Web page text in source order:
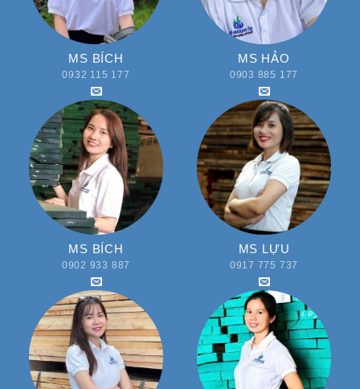
MS BÍCH
0932 115 177
MS HẢO
0903 885 177
MS BÍCH
0902 933 887
MS LỰU
0917 775 737